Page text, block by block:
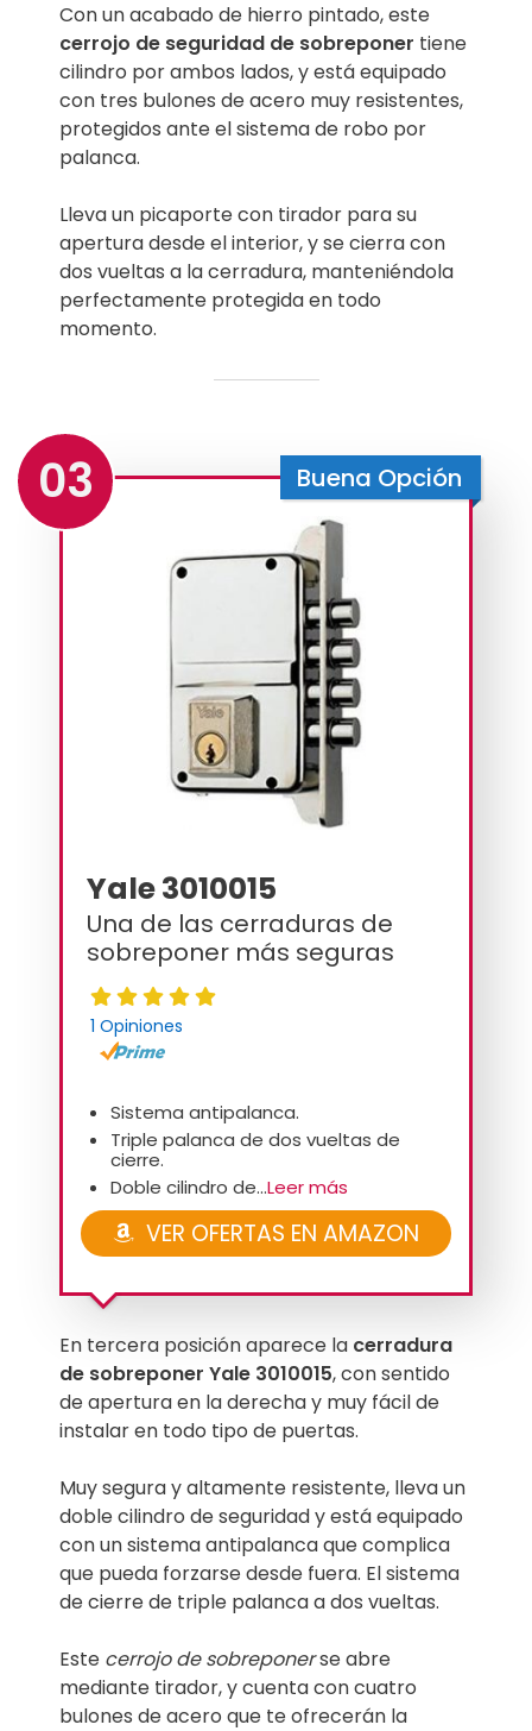
Con un acabado de hierro pintado, este
cerrojo de seguridad de sobreponer tiene
cilindro por ambos lados, y está equipado
con tres bulones de acero muy resistentes,
protegidos ante el sistema de robo por
palanca.
Lleva un picaporte con tirador para su
apertura desde el interior, y se cierra con
dos vueltas a la cerradura, manteniéndola
perfectamente protegida en todo
momento.
03 Buena Opción
Yale 3010015
Una de las cerraduras de
sobreponer más seguras
1 Opiniones
Sistema antipalanca.
Triple palanca de dos vueltas de
cierre.
Doble cilindro de...Leer más
VER OFERTAS EN AMAZON
En tercera posición aparece la cerradura
de sobreponer Yale 3010015, con sentido
de apertura en la derecha y muy fácil de
instalar en todo tipo de puertas.
Muy segura y altamente resistente, lleva un
doble cilindro de seguridad y está equipado
con un sistema antipalanca que complica
que pueda forzarse desde fuera. El sistema
de cierre de triple palanca a dos vueltas.
Este cerrojo de sobreponerse abre
mediante tirador, y cuenta con cuatro
bulones de acero que te ofrecerán la